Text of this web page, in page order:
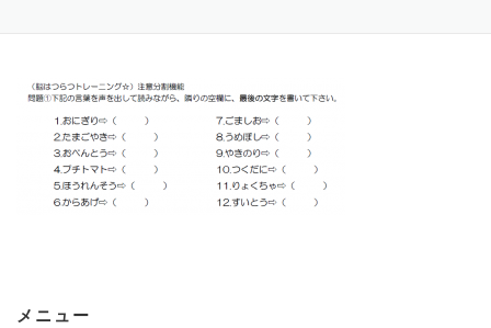
オンラインクラス(GOOGLE MEET)
メニュー